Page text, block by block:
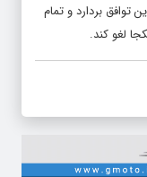
توافق بردارد و تمام
لغو کند.